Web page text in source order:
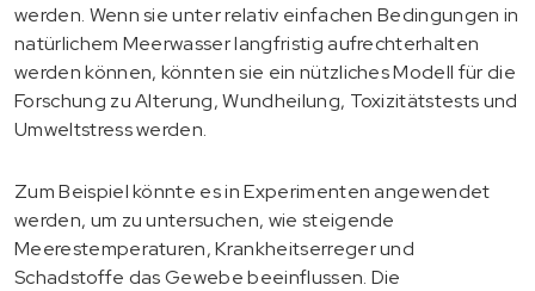
werden. Wenn sie unter relativ einfachen Bedingungen in
natürlichem Meerwasser langfristig aufrechterhalten
werden können, könnten sie ein nützliches Modell für die
Forschung zu Alterung, Wundheilung, Toxizitätstests und
Umweltstress werden.
Zum Beispiel könnte es in Experimenten angewendet
werden, um zu untersuchen, wie steigende
Meerestemperaturen, Krankheitserreger und
Schadstoffe das Gewebe beeinflussen. Die